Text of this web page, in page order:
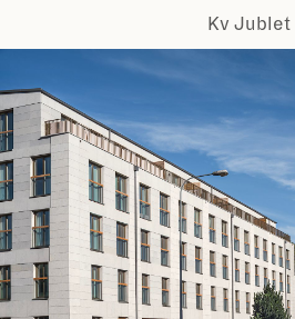
Nyheter
Projekt
Om oss
Lab
Kv Jublet